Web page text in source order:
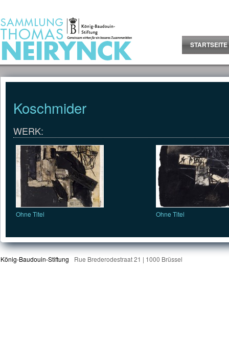
STARTSEITE
Koschmider
WERK:
Ohne Titel Ohne Titel
König-Baudouin-Stiftung Rue Brederodestraat 21 | 1000 Brüssel